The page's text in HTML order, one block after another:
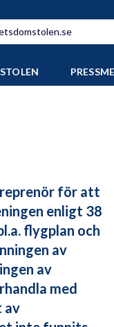
för att
enligt 38
flygplan och
av
av
med
av